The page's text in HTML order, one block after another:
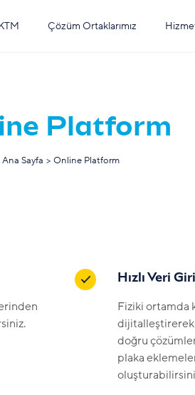
Çözüm Ortaklarımız
Platform
Ana Sayfa > Online Platform
Hızlı Veri
Fiziki ortamda
dijitalleştirerek
doğru
plaka